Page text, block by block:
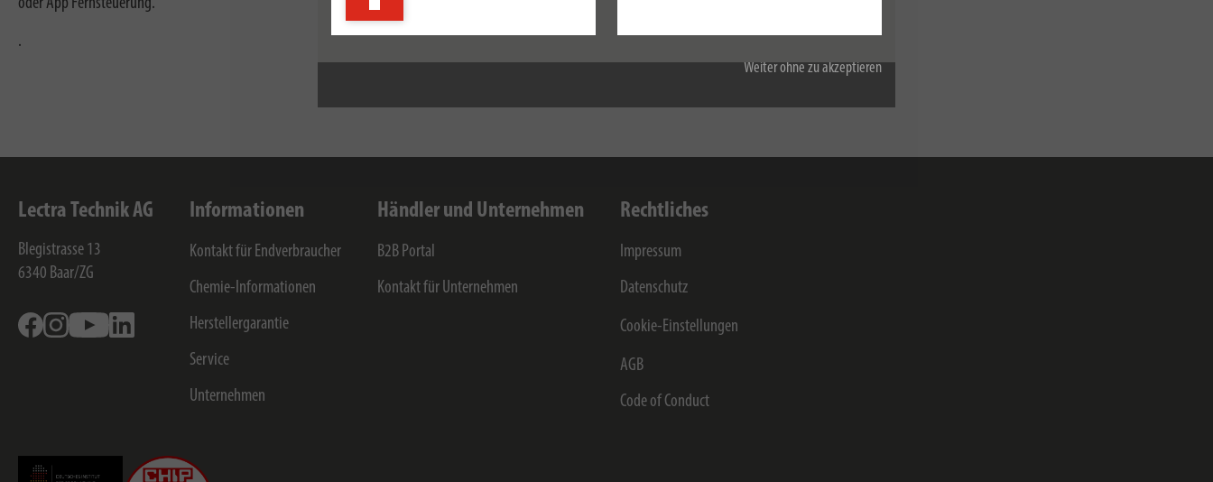
Weiter ohne zu akzeptieren
oder App Fernsteuerung.
.
Lectra Technik AG
Blegistrasse 13
6340 Baar/ZG
FacebookInstagramYoutube
Informationen
Kontakt für Endverbraucher
Chemie-Informationen
Herstellergarantie
Service
Unternehmen
Händler und Unternehmen
B2B Portal
Kontakt für Unternehmen
Rechtliches
Impressum
Datenschutz
Cookie-Einstellungen
AGB
Code of Conduct